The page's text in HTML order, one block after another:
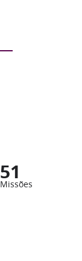
51
Missões